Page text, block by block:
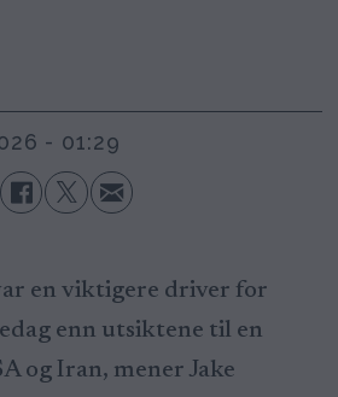
- 01:29
en viktigere driver for
enn utsiktene til en
og Iran, mener Jake